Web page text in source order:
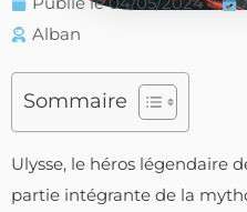
Alban
Sommaire
Ulysse, le héros légendaire
partie intégrante de la